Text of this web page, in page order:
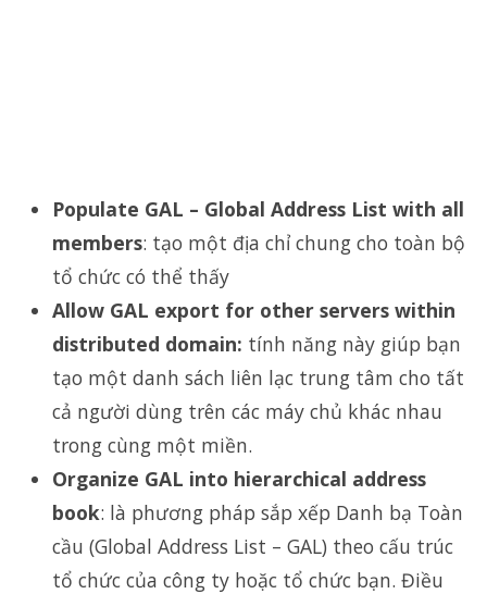
Populate GAL – Global Address List with all
members: tạo một địa chỉ chung cho toàn bộ
tổ chức có thể thấy
Allow GAL export for other servers within
distributed domain: tính năng này giúp bạn
tạo một danh sách liên lạc trung tâm cho tất
cả người dùng trên các máy chủ khác nhau
trong cùng một miền.
Organize GAL into hierarchical address
book: là phương pháp sắp xếp Danh bạ Toàn
cầu (Global Address List – GAL) theo cấu trúc
tổ chức của công ty hoặc tổ chức bạn. Điều